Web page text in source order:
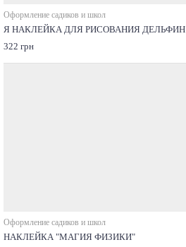
Оформление садиков и школ
Я НАКЛЕЙКА ДЛЯ РИСОВАНИЯ ДЕЛЬФИН
322 грн
Оформление садиков и школ
НАКЛЕЙКА "МАГИЯ ФИЗИКИ"